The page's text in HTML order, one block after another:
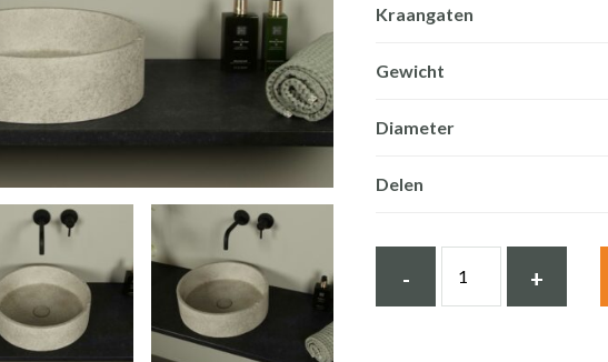
Kraangaten
Gewicht
Diameter
Delen
- +